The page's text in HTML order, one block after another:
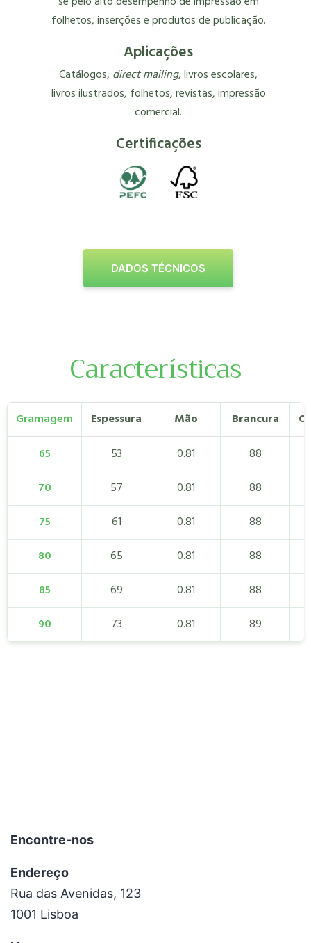
folhetos, inserções e produtos de publicação.
Aplicações
Catálogos, direct mailing,livros escolares,
livros ilustrados, folhetos, revistas, impressão
comercial.
Certificações
DADOS TÉCNICOS
Características
Gramagem Espessura Mão Brancura
65
53 0.81
88
70
57 0.81
88
75
61 0.81
88
80
65 0.81
88
85
69 0.81
88
90
73 0.81 89
Encontre-nos
Endereço
Rua das Avenidas, 123
1001 Lisboa